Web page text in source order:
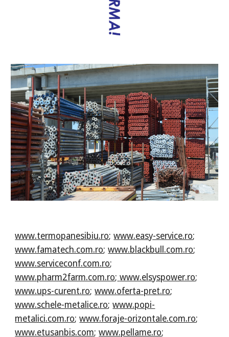
www.termopanesibiu.ro;www.easy-service.ro;
www.famatech.com.ro;www.blackbull.com.ro;
www.serviceconf.com.ro;
www.pharm2farm.com.ro; www.elsyspower.ro;
www.ups-curent.ro;www.oferta-pret.ro;
www.schele-metalice.ro;www.popi-
metalici.com.ro;www.foraje-orizontale.com.ro;
www.etusanbis.com;www.pellame.ro;